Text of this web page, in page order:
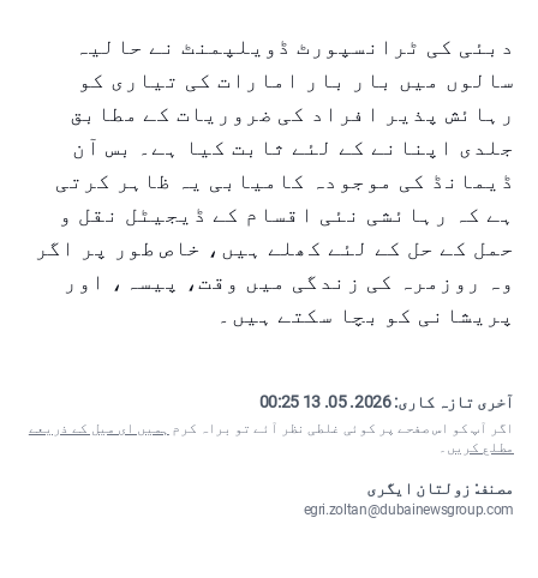
دبئی کی ٹرانسپورٹ ڈویلپمنٹ نے حالیہ
سالوں میں بار بار امارات کی تیاری کو
رہائش پذیر افراد کی ضروریات کے مطابق
جلدی اپنانے کے لئے ثابت کیا ہے۔ بس آن
ڈیمانڈ کی موجودہ کامیابی یہ ظاہر کرتی
ہے کہ رہائشی نئی اقسام کے ڈیجیٹل نقل و
حمل کے حل کے لئے کھلے ہیں، خاص طور پر اگر
وہ روزمرہ کی زندگی میں وقت، پیسہ، اور
پریشانی کو بچا سکتے ہیں۔
آخری تازہ کاری:2026. 05. 13 00:25
اگر آپ کو اس صفحے پر کوئی غلطی نظر آئے تو براہ کرم ہمیں ای میل کے ذریعے
مطلع کریں ۔
مصنف: زولتان ایگری
egri.zoltan@dubainewsgroup.com